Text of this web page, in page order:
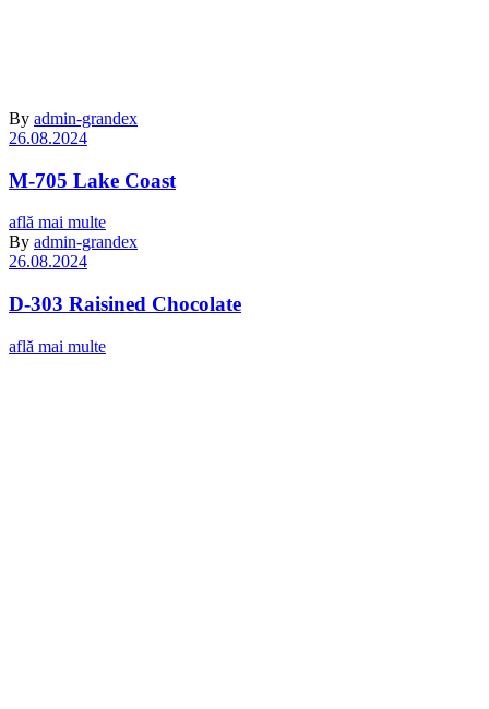
By admin-grandex
26.08.2024
M-705 Lake Coast
află mai multe
By admin-grandex
26.08.2024
D-303 Raisined Chocolate
află mai multe